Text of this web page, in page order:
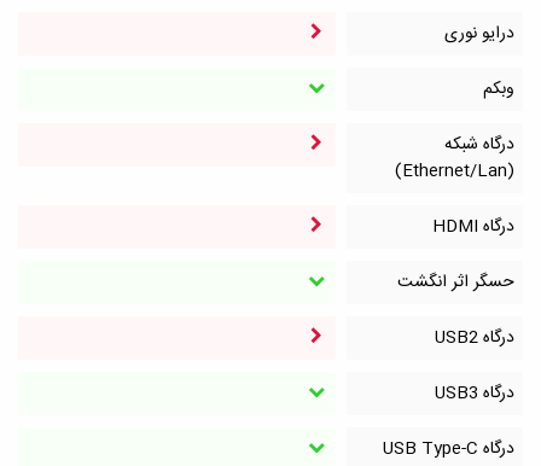
درایو نوری
وبکم
درگاه شبکه
(Ethernet/Lan)
درگاه HDMI
حسگر اثر انگشت
درگاه‌ USB2
درگاه‌ USB3
درگاه‌ USB Type-C